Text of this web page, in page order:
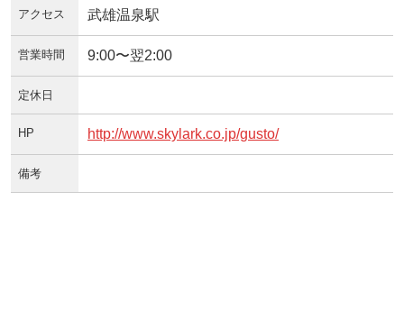
アクセス 武雄温泉駅
営業時間 9:00〜翌2:00
定休日
HP http://www.skylark.co.jp/gusto/
備考